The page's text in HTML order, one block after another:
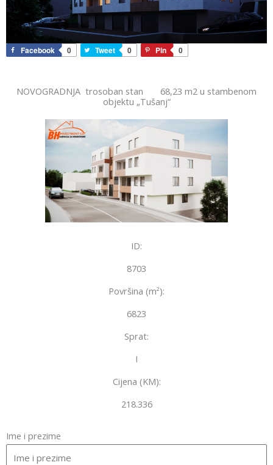
Facebook 0 Tweet 0 Pin 0
NOVOGRADNJA trosoban stan 68,23 m2 u stambenom
objektu „Tušanj“
ID:
8703
Površina (m²):
6823
Sprat:
I
Cijena (KM):
218.336
Ime i prezime